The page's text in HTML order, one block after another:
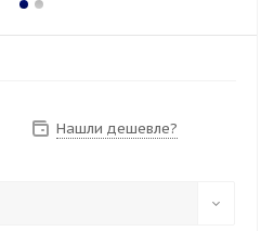
Нашли дешевле?